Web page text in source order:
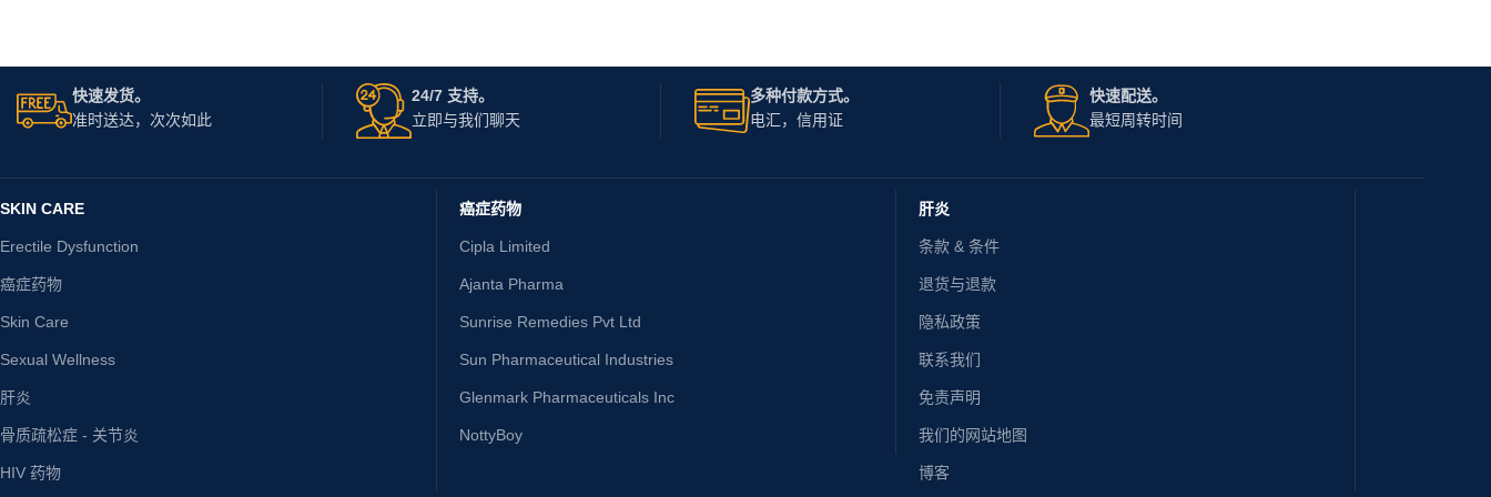
快速发货。
准时送达，次次如此
24/7 支持。
立即与我们聊天
多种付款方式。
电汇，信用证
快速配送。
最短周转时间
SKIN CARE
Erectile Dysfunction
癌症药物
Skin Care
Sexual Wellness
肝炎
骨质疏松症 - 关节炎
HIV 药物
癌症药物
Cipla Limited
Ajanta Pharma
Sunrise Remedies Pvt Ltd
Sun Pharmaceutical Industries
Glenmark Pharmaceuticals Inc
NottyBoy
肝炎
条款 & 条件
退货与退款
隐私政策
联系我们
免责声明
我们的网站地图
博客